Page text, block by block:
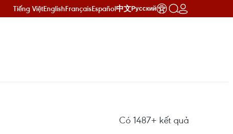
Tiếng ViệtEnglishFrançaisEspañol中文Русский
Có 1487+ kết quả